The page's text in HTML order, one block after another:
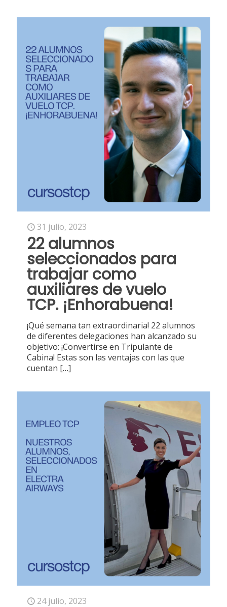
31 julio, 2023
22 alumnos
seleccionados para
trabajar como
auxiliares de vuelo
TCP. ¡Enhorabuena!
¡Qué semana tan extraordinaria! 22 alumnos
de diferentes delegaciones han alcanzado su
objetivo: ¡Convertirse en Tripulante de
Cabina! Estas son las ventajas con las que
cuentan […]
24 julio, 2023